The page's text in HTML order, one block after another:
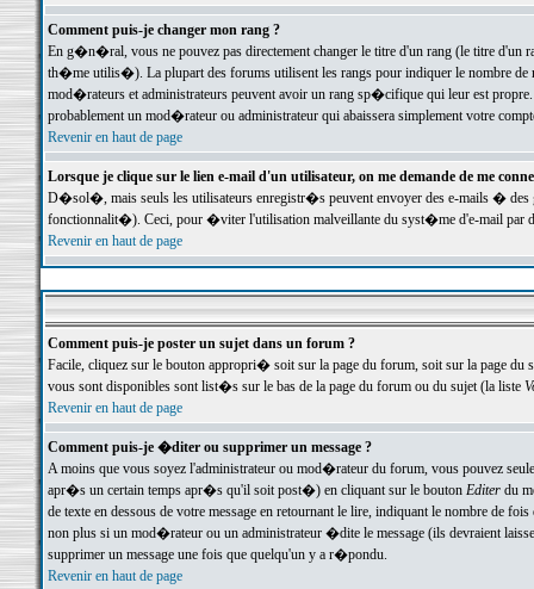
Comment puis-je changer mon rang ?
En g�n�ral, vous ne pouvez pas directement changer le titre d'un rang (le titre d'un
th�me utilis�). La plupart des forums utilisent les rangs pour indiquer le nombre de
mod�rateurs et administrateurs peuvent avoir un rang sp�cifique qui leur est
probablement un mod�rateur ou administrateur qui abaissera simplement votre
Revenir en haut de page
Lorsque je clique sur le lien e-mail d'un utilisateur, on me demande de me
D�sol�, mais seuls les utilisateurs enregistr�s peuvent envoyer des e-mails �
fonctionnalit�). Ceci, pour �viter l'utilisation malveillante du syst�me d'e-mail par
Revenir en haut de page
Comment puis-je poster un sujet dans un forum ?
Facile, cliquez sur le bouton appropri� soit sur la page du forum, soit sur la page du
vous sont disponibles sont list�s sur le bas de la page du forum ou du sujet (la liste
Revenir en haut de page
Comment puis-je �diter ou supprimer un message ?
A moins que vous soyez l'administrateur ou mod�rateur du forum, vous pouvez
apr�s un certain temps apr�s qu'il soit post�) en cliquant sur le bouton Editerdu
de texte en dessous de votre message en retournant le lire, indiquant le nombre
non plus si un mod�rateur ou un administrateur �dite le message (ils devraient
supprimer un message une fois que quelqu'un y a r�pondu.
Revenir en haut de page